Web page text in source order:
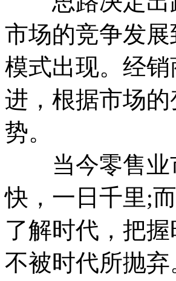
市场的竞争发
模式出现。经销
进，根据市场
势。
当今零售业市
快，一日千里;
了解时代，把
不被时代所抛